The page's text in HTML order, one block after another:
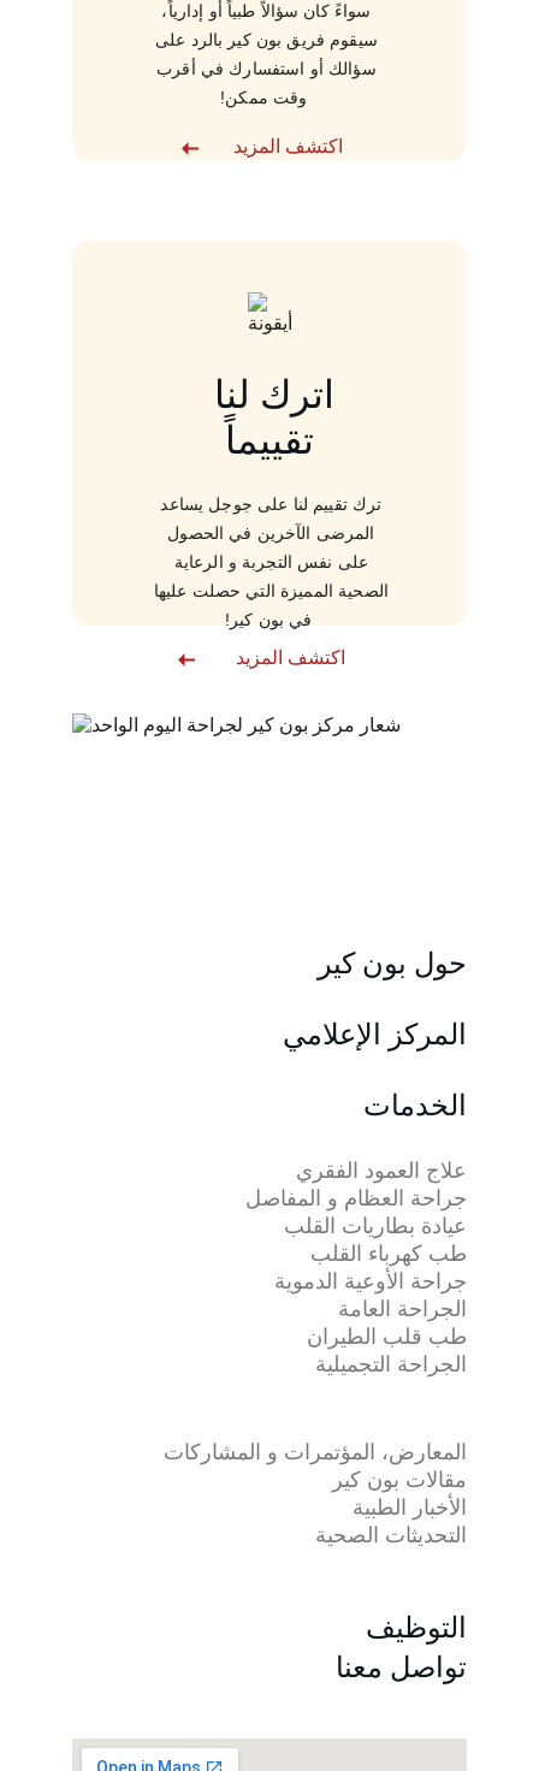
اترك لنا
تقييماً
اكتشف المزيد
اكتشف المزيد
ترك تقييم لنا على جوجل يساعد
المرضى الآخرين في الحصول
على نفس التجربة و الرعاية
الصحية المميزة التي حصلت عليها
في بون كير!
سواءً كان سؤالاً طبياً أو إدارياً،
سيقوم فريق بون كير بالرد على
سؤالك أو استفسارك في أقرب
وقت ممكن!
حول بون كير
التوظيف
تواصل معنا
الخدمات
علاج العمود الفقري
جراحة العظام و المفاصل
عيادة بطاريات القلب
طب كهرباء القلب
جراحة الأوعية الدموية
الجراحة العامة
طب قلب الطيران
الجراحة التجميلية
المركز الإعلامي
المعارض، المؤتمرات و المشاركات
مقالات بون كير
الأخبار الطبية
التحديثات الصحية